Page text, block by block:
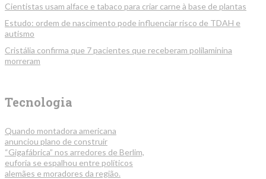
Cientistas usam alface e tabaco para criar carne à base de plantas
Estudo: ordem de nascimento pode influenciar risco de TDAH e
autismo
Cristália confirma que 7 pacientes que receberam polilaminina
morreram
Tecnologia
Quando montadora americana
anunciou plano de construir
“Gigafábrica” nos arredores de Berlim,
euforia se espalhou entre políticos
alemães e moradores da região.